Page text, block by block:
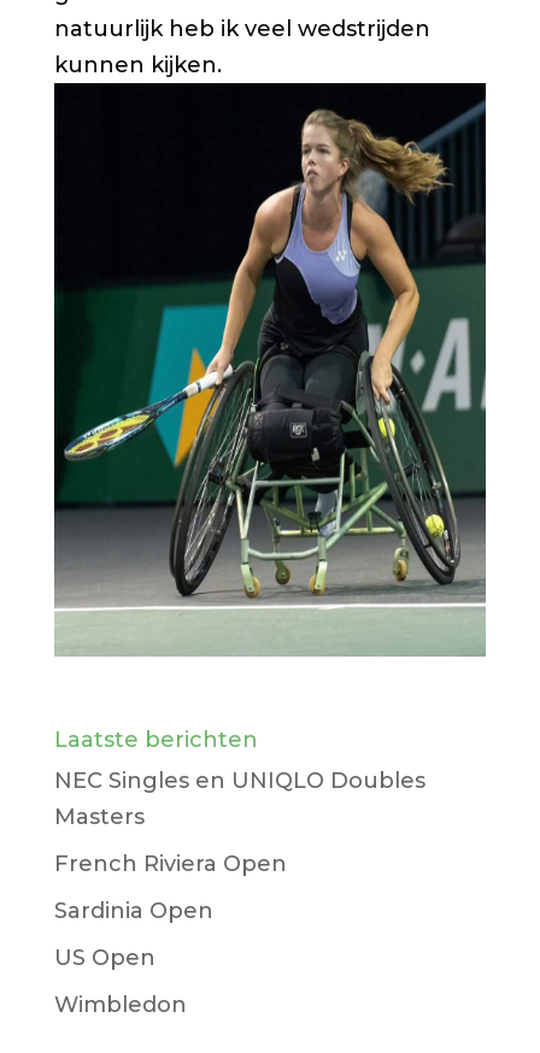
natuurlijk heb ik veel wedstrijden
kunnen kijken.
Laatste berichten
NEC Singles en UNIQLO Doubles
Masters
French Riviera Open
Sardinia Open
US Open
Wimbledon